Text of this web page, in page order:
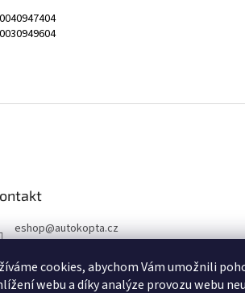
cookies, abychom Vám umožnili
webu a díky analýze provozu webu
eshop@autokopta.cz
Sledujte nás na Facebook